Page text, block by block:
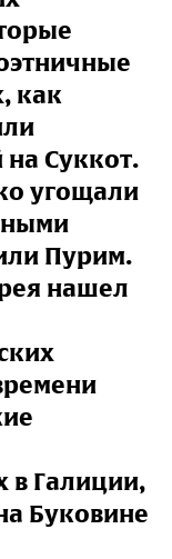
как
Суккот.
угощали
Пурим.
нашел
в Галиции,
Буковине